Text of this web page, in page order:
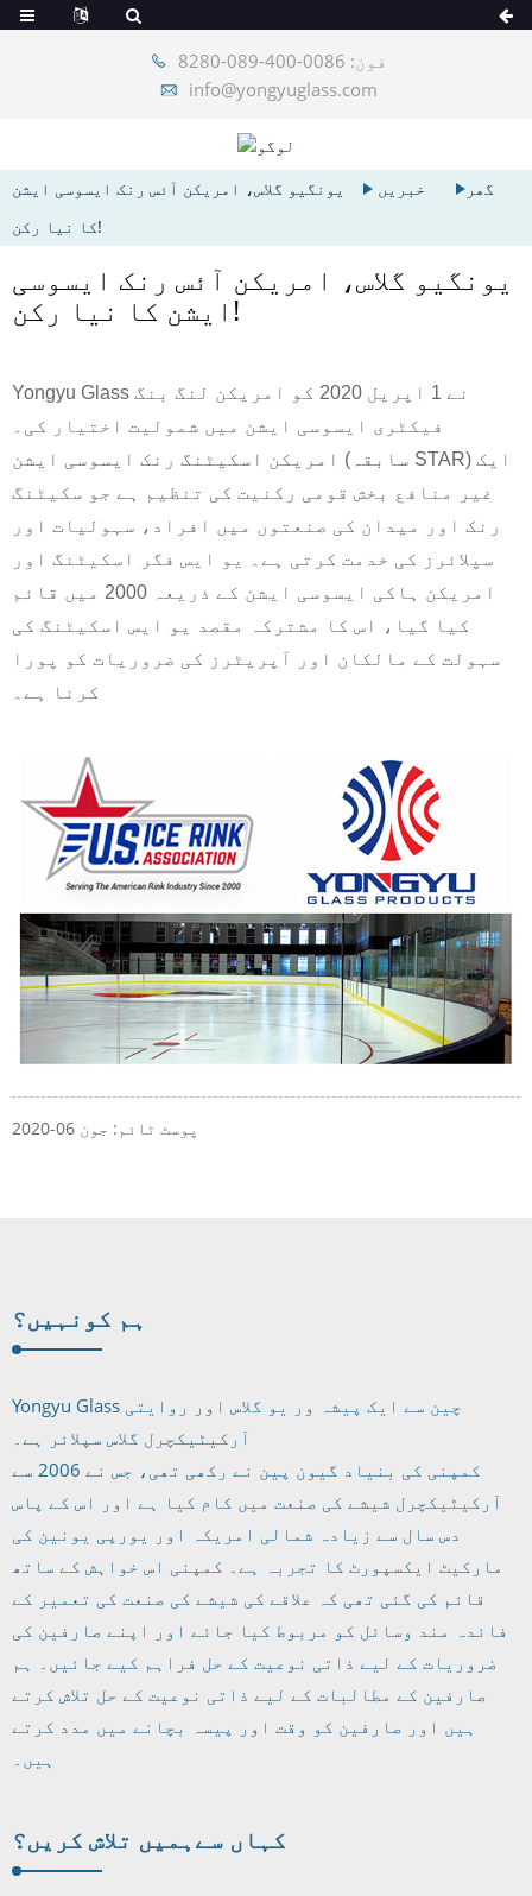
فون: 0086-400-089-8280
info@yongyuglass.com
گھر خبریں
یونگیو گلاس، امریکن آئس رنک ایسوسی ایشن
کا نیا رکن!
یونگیو گلاس، امریکن آئس رنک ایسوسی
ایشن کا نیا رکن!
Yongyu Glass نے 1 اپریل 2020 کو امریکن لنگ بنگ
فیکٹری ایسوسی ایشن میں شمولیت اختیار کی۔
امریکن اسکیٹنگ رنک ایسوسی ایشن (سابقہ ​​STAR) ایک
غیر منافع بخش قومی رکنیت کی تنظیم ہے جو سکیٹنگ
رنک اور میدان کی صنعتوں میں افراد، سہولیات اور
سپلائرز کی خدمت کرتی ہے۔ یو ایس فگر اسکیٹنگ اور
امریکن ہاکی ایسوسی ایشن کے ذریعہ 2000 میں قائم
کیا گیا، اس کا مشترکہ مقصد یو ایس اسکیٹنگ کی
سہولت کے مالکان اور آپریٹرز کی ضروریات کو پورا
کرنا ہے۔
پوسٹ ٹائم: جون 06-2020
ہم کونہیں؟
Yongyu Glass چین سے ایک پیشہ ور یو گلاس اور روایتی
آرکیٹیکچرل گلاس سپلائر ہے۔
کمپنی کی بنیاد گیون پین نے رکھی تھی، جس نے 2006 سے
آرکیٹیکچرل شیشے کی صنعت میں کام کیا ہے اور اس کے پاس
دس سال سے زیادہ شمالی امریکہ اور یورپی یونین کی
مارکیٹ ایکسپورٹ کا تجربہ ہے۔ کمپنی اس خواہش کے ساتھ
قائم کی گئی تھی کہ علاقے کی شیشے کی صنعت کی تعمیر کے
فائدہ مند وسائل کو مربوط کیا جائے اور اپنے صارفین کی
ضروریات کے لیے ذاتی نوعیت کے حل فراہم کیے جائیں۔ ہم
صارفین کے مطالبات کے لیے ذاتی نوعیت کے حل تلاش کرتے
ہیں اور صارفین کو وقت اور پیسہ بچانے میں مدد کرتے
ہیں۔
کہاں سےہمیں تلاش کریں؟